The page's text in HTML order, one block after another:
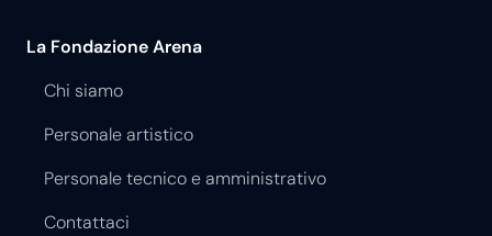
La Fondazione Arena
Chi siamo
Personale artistico
Personale tecnico e amministrativo
Contattaci